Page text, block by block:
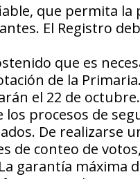
que permita la
El Registro
que es
de la
el 22 de octubre.
los procesos de
De realizarse
de conteo de
garantía máxima